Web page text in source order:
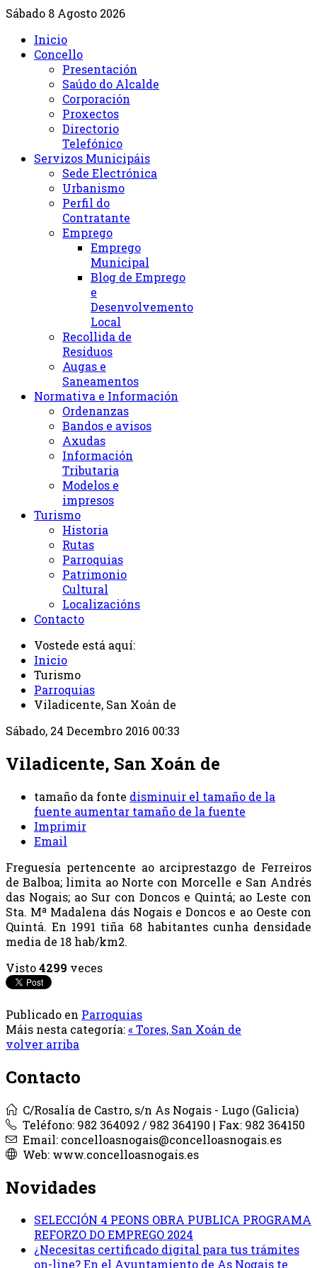
Sábado 8 Agosto 2026
Inicio
Concello
Presentación
Saúdo do Alcalde
Corporación
Proxectos
Directorio
Telefónico
Servizos Municipáis
Sede Electrónica
Urbanismo
Perfil do
Contratante
Emprego
Emprego
Municipal
Blog de Emprego
e
Desenvolvemento
Local
Recollida de
Residuos
Augas e
Saneamentos
Normativa e Información
Ordenanzas
Bandos e avisos
Axudas
Información
Tributaria
Modelos e
impresos
Turismo
Historia
Rutas
Parroquias
Patrimonio
Cultural
Localizacións
Contacto
Vostede está aquí:
Inicio
Turismo
Parroquias
Viladicente, San Xoán de
Sábado, 24 Decembro 2016 00:33
Viladicente, San Xoán de
tamaño da fonte disminuir el tamaño de la
fuente aumentar tamaño de la fuente
Imprimir
Email
Freguesía pertencente ao arciprestazgo de Ferreiros
de Balboa; limita ao Norte con Morcelle e San Andrés
das Nogais; ao Sur con Doncos e Quintá; ao Leste con
Sta. Mª Madalena dás Nogais e Doncos e ao Oeste con
Quintá. En 1991 tiña 68 habitantes cunha densidade
media de 18 hab/km2.
Visto4299 veces
Publicado en Parroquias
Máis nesta categoría:« Tores, San Xoán de
volver arriba
Contacto
C/Rosalía de Castro, s/n As Nogais - Lugo (Galicia)
Teléfono: 982 364092 / 982 364190 | Fax: 982 364150
Email: concelloasnogais@concelloasnogais.es
Web: www.concelloasnogais.es
Novidades
SELECCIÓN 4 PEONS OBRA PUBLICA PROGRAMA
REFORZO DO EMPREGO 2024
¿Necesitas certificado digital para tus trámites
on-line? En el Ayuntamiento de As Nogais te